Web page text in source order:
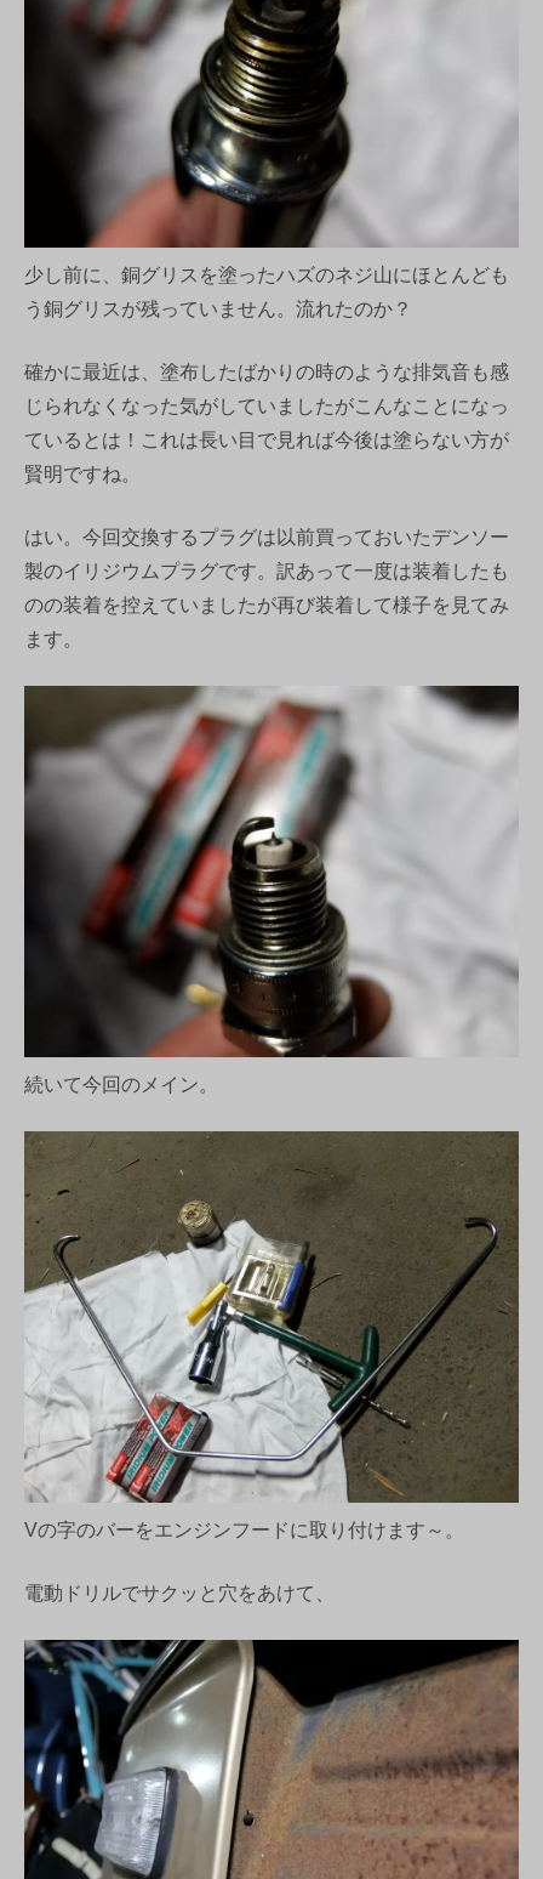
少し前に、銅グリスを塗ったハズのネジ山にほとんども
う銅グリスが残っていません。流れたのか？
確かに最近は、塗布したばかりの時のような排気音も感
じられなくなった気がしていましたがこんなことになっ
ているとは！これは長い目で見れば今後は塗らない方が
賢明ですね。
はい。今回交換するプラグは以前買っておいたデンソー
製のイリジウムプラグです。訳あって一度は装着したも
のの装着を控えていましたが再び装着して様子を見てみ
ます。
続いて今回のメイン。
Vの字のバーをエンジンフードに取り付けます～。
電動ドリルでサクッと穴をあけて、